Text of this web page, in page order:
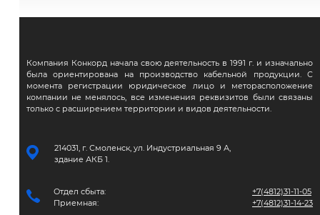
Компания Конкорд начала свою деятельность в 1991 г. и изначально
была ориентирована на производство кабельной продукции. С
момента регистрации юридическое лицо и меторасположение
компании не менялось, все изменения реквизитов были связаны
только с расширением территории и видов деятельности.
214031, г. Смоленск, ул. Индустриальная 9 А,
здание АКБ 1.
Отдел сбыта:
Приемная:
+7(4812)31-11-05
+7(4812)31-14-23